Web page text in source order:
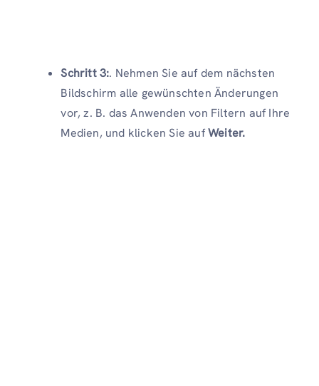
Schritt 3:. Nehmen Sie auf dem nächsten
Bildschirm alle gewünschten Änderungen
vor, z. B. das Anwenden von Filtern auf Ihre
Medien, und klicken Sie aufWeiter.